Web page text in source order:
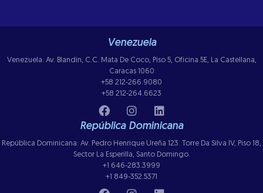
Venezuela
Venezuela: Av. Blandin, C.C. Mata De Coco, Piso 5, Oficina 5E, La Castellana,
Caracas 1060
+58 212-266.9080
+58 212-264.6623
República Dominicana
República Dominicana: Av. Pedro Henrique Ureña 123. Torre Da Silva IV, Piso 18,
Sector La Esperilla, Santo Domingo.
+1 646-283.3999
+1 849-352.5371